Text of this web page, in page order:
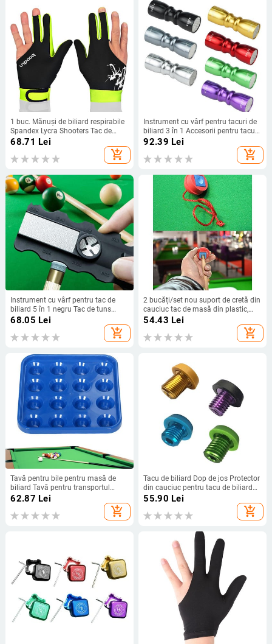
1 buc. Mănuși de biliard respirabile
Spandex Lycra Shooters Tac de
snooker Carom 5 culori Mănuși
sport se potrivește pe mâna stângă
sau dreaptă
68.71 Lei
add_shopping_cart
Instrument cu vârf pentru tacuri de
biliard 3 în 1 Accesorii pentru tacuri
de biliard Model/Tapper/Aerator
92.39 Lei
add_shopping_cart
Instrument cu vârf pentru tac de
biliard 5 în 1 negru Tac de tuns
biliard
Trimmer/Tapper/Smoother/Shaper/Burnisher
Cue Care Tool
68.05 Lei
add_shopping_cart
2 bucăți/set nou suport de cretă din
cauciuc tac de masă din plastic,
capac de pulbere, biliard, biliard, tac
de masă, băț de snooker, accesorii
de club
54.43 Lei
add_shopping_cart
Tavă pentru bile pentru masă de
biliard Tavă pentru transportul
mingii de biliard Tavă de depozitare
pentru mingi de biliard pentru 16
bile Set complet Dimensiune
62.87 Lei
add_shopping_cart
Tacu de biliard Dop de jos Protector
din cauciuc pentru tacu de biliard
Aliaj de aluminiu si cauciuc
55.90 Lei
add_shopping_cart